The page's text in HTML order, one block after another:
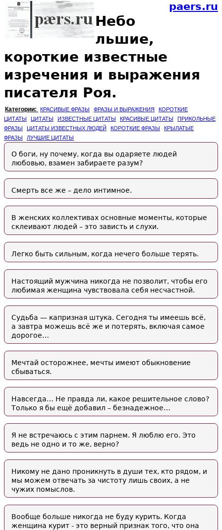
paers.ru
Небо
льшие,
короткие известные
изречения и выражения
писателя Роя.
Категории: КРАСИВЫЕ ФРАЗЫ ФРАЗЫ И ВЫРАЖЕНИЯ
КОРОТКИЕ
ЦИТАТЫ
ЦИТАТЫ ИЗВЕСТНЫЕ ЦИТАТЫ КРАСИВЫЕ ЦИТАТЫ
ПРИКОЛЬНЫЕ
ФРАЗЫ
ЦИТАТЫ ИЗВЕСТНЫХ ЛЮДЕЙ КОРОТКИЕ ФРАЗЫ
КРЫЛАТЫЕ
ФРАЗЫ
ЛУЧШИЕ ЦИТАТЫ
О боги, ну почему, когда вы одаряете людей
любовью, взамен забираете разум?
Смерть все же – дело интимное.
В женских коллективах основные моменты, которые
склеивают людей – это зависть и слухи.
Легко быть сильным, когда нечего больше терять.
Настоящий мужчина никогда не позволит, чтобы его
любимая женщина чувствовала себя несчастной.
Судьба — капризная штука. Сегодня ты имеешь всё,
а завтра можешь всё же и потерять, включая самое
дорогое…
Мечтай осторожнее, мечты имеют обыкновение
сбываться.
Навсегда… Не правда ли, какое решительное слово?
Только я бы ещё добавил – безнадежное…
Я не встречаюсь с этим парнем. Я люблю его. Это
ведь не одно и то же, верно?
Никому не дано проникнуть в души тех, кто рядом, и
мы можем отвечать за чистоту лишь своих, а не
чужих помыслов.
Вообще больше никогда не буду курить. Когда
женщина курит - это верный признак того, что она